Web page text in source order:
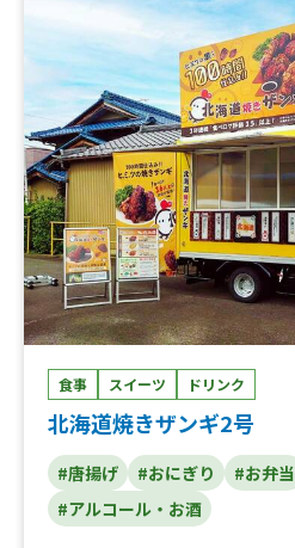
食事 スイーツ ドリンク
北海道焼きザンギ2号
#唐揚げ #おにぎり #お弁当
#アルコール・お酒